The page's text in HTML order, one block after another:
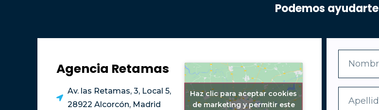
Podemos ayudarte
Agencia Retamas
Av. las Retamas, 3, Local 5,
28922 Alcorcón, Madrid
Haz clic para aceptar cookies
de marketing y permitir este